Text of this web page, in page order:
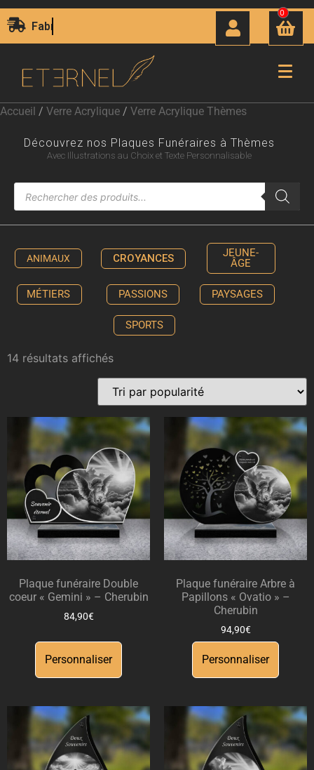
Livraison Express 24H00
0
Accueil / Verre Acrylique / Verre Acrylique Thèmes
Découvrez nos Plaques Funéraires à Thèmes
Avec Illustrations au Choix et Texte Personnalisable
ANIMAUX CROYANCES
JEUNE-
ÂGE
MÉTIERS PASSIONS PAYSAGES
SPORTS
14 résultats affichés
Plaque funéraire Double
coeur « Gemini » – Cherubin
84,90€
Personnaliser
Plaque funéraire Arbre à
Papillons « Ovatio » –
Cherubin
94,90€
Personnaliser